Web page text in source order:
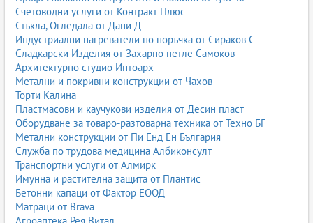
Счетоводни услуги от Контракт Плюс
Стъкла, Огледала от Дани Д
Индустриални нагреватели по поръчка от Сираков С
Сладкарски Изделия от Захарно петле Самоков
Архитектурно студио Интоарх
Метални и покривни конструкции от Чахов
Торти Калина
Пластмасови и каучукови изделия от Десин пласт
Оборудване за товаро-разтоварна техника от Техно БГ
Метални конструкции от Пи Енд Ен България
Служба по трудова медицина Албиконсулт
Транспортни услуги от Алмирк
Имунна и растителна защита от Плантис
Бетонни капаци от Фактор ЕООД
Матраци от Brava